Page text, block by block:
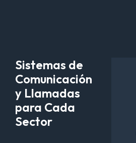
Sistemas de
Comunicación
y Llamadas
para Cada
Sector